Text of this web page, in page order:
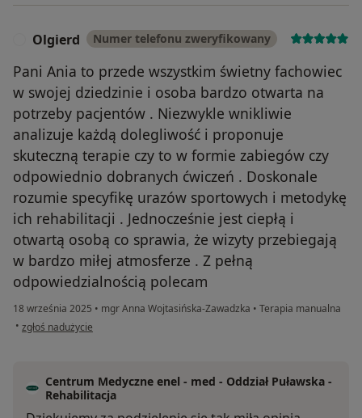
Olgierd Numer telefonu zweryfikowany
Pani Ania to przede wszystkim świetny fachowiec
w swojej dziedzinie i osoba bardzo otwarta na
potrzeby pacjentów . Niezwykle wnikliwie
analizuje każdą dolegliwość i proponuje
skuteczną terapie czy to w formie zabiegów czy
odpowiednio dobranych ćwiczeń . Doskonale
rozumie specyfikę urazów sportowych i metodykę
ich rehabilitacji . Jednocześnie jest ciepłą i
otwartą osobą co sprawia, że wizyty przebiegają
w bardzo miłej atmosferze . Z pełną
odpowiedzialnością polecam
18 września 2025 • mgr Anna Wojtasińska-Zawadzka • Terapia manualna
• w opinii użytkownika Olgierd
zgłoś nadużycie
Centrum Medyczne enel - med - Oddział Puławska -
Rehabilitacja